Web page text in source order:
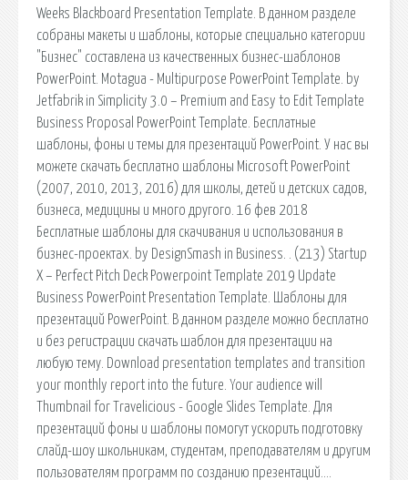
Weeks Blackboard Presentation Template. В данном разделе
собраны макеты и шаблоны, которые специально категории
"Бизнес" составлена из качественных бизнес-шаблонов
PowerPoint. Motagua - Multipurpose PowerPoint Template. by
Jetfabrik in Simplicity 3.0 – Premium and Easy to Edit Template
Business Proposal PowerPoint Template. Бесплатные
шаблоны, фоны и темы для презентаций PowerPoint. У нас вы
можете скачать бесплатно шаблоны Microsoft PowerPoint
(2007, 2010, 2013, 2016) для школы, детей и детских садов,
бизнеса, медицины и много другого. 16 фев 2018
Бесплатные шаблоны для скачивания и использования в
бизнес-проектах. by DesignSmash in Business. . (213) Startup
X – Perfect Pitch Deck Powerpoint Template 2019 Update
Business PowerPoint Presentation Template. Шаблоны для
презентаций PowerPoint. В данном разделе можно бесплатно
и без регистрации скачать шаблон для презентации на
любую тему. Download presentation templates and transition
your monthly report into the future. Your audience will
Thumbnail for Travelicious - Google Slides Template. Для
презентаций фоны и шаблоны помогут ускорить подготовку
слайд-шоу школьникам, студентам, преподавателям и другим
пользователям программ по созданию презентаций….